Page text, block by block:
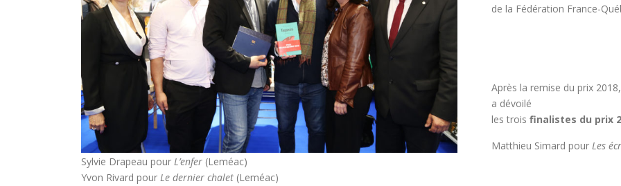
de la Fédération France-
Après la remise du prix
a dévoilé
les trois finalistes du prix
Matthieu Simard pour Les
Sylvie Drapeau pour L’enfer (Leméac)
Yvon Rivard pour Le dernier chalet (Leméac)